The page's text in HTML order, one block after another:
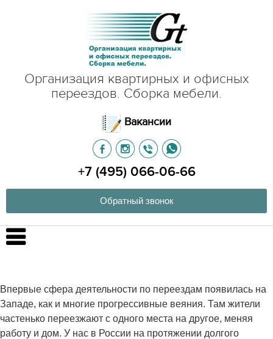
Организация квартирных и офисных
переездов. Сборка мебели.
Вакансии
+7 (495) 066-06-66
Обратный звонок
Впервые сфера деятельности по переездам появилась на
Западе, как и многие прогрессивные веяния. Там жители
частенько переезжают с одного места на другое, меняя
работу и дом. У нас в России на протяжении долгого